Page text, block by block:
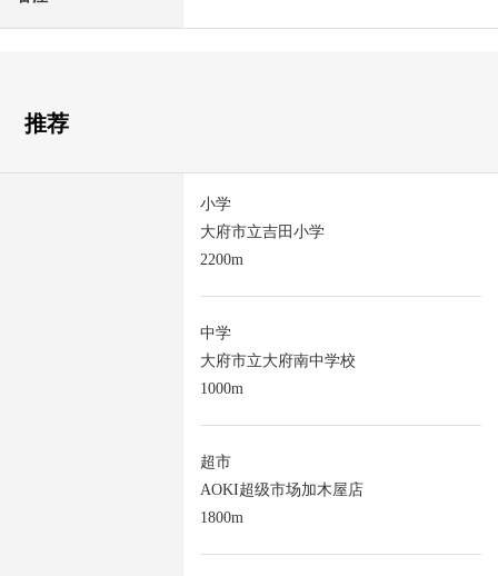
推荐
小学
大府市立吉田小学
2200m
中学
大府市立大府南中学校
1000m
超市
AOKI超级市场加木屋店
1800m